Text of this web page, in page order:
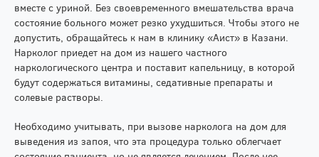
вместе с уриной. Без своевременного вмешательства врача
состояние больного может резко ухудшиться. Чтобы этого не
допустить, обращайтесь к нам в клинику «Аист» в Казани.
Нарколог приедет на дом из нашего частного
наркологического центра и поставит капельницу, в которой
будут содержаться витамины, седативные препараты и
солевые растворы.
Необходимо учитывать, при вызове нарколога на дом для
выведения из запоя, что эта процедура только облегчает